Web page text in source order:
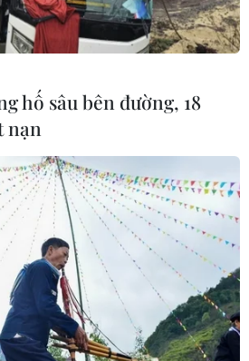
MỤC
tác du lịch với
hố sâu bên đường, 18
nạn